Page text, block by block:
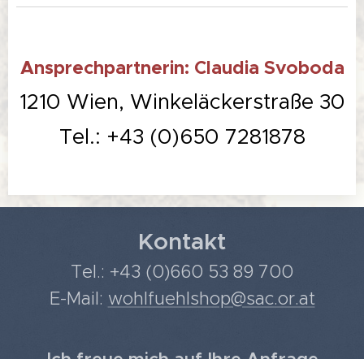
Ansprechpartnerin: Claudia Svoboda
1210 Wien, Winkeläckerstraße 30
Tel.: +43 (0)650 7281878
Kontakt
Tel.: +43 (0)660 53 89 700
E-Mail: wohlfuehlshop@sac.or.at